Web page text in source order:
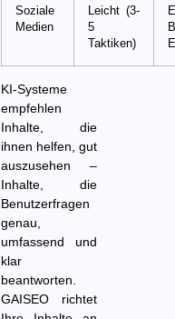
Soziale
Medien
Leicht (3-
5
Taktiken)
KI-Systeme
empfehlen
Inhalte, die
ihnen helfen, gut
auszusehen –
Inhalte, die
Benutzerfragen
genau,
umfassend und
klar
beantworten.
GAISEO richtet